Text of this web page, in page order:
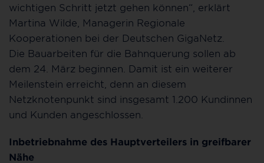
wichtigen Schritt jetzt gehen können“, erklärt
Martina Wilde, Managerin Regionale
Kooperationen bei der Deutschen GigaNetz.
Die Bauarbeiten für die Bahnquerung sollen ab
dem 24. März beginnen. Damit ist ein weiterer
Meilenstein erreicht, denn an diesem
Netzknotenpunkt sind insgesamt 1.200 Kundinnen
und Kunden angeschlossen.
Inbetriebnahme des Hauptverteilers in greifbarer
Nähe